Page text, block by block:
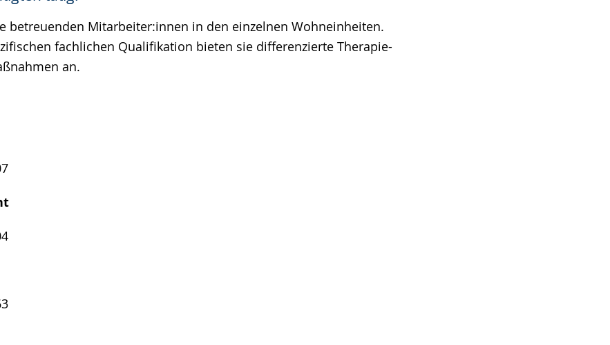
betreuenden Mitarbeiter:innen in den einzelnen Wohneinheiten.
fachlichen Qualifikation bieten sie differenzierte Therapie-
an.